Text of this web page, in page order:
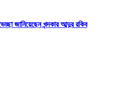
জানিয়েছেন খন্দকার আব্দুর রকিব